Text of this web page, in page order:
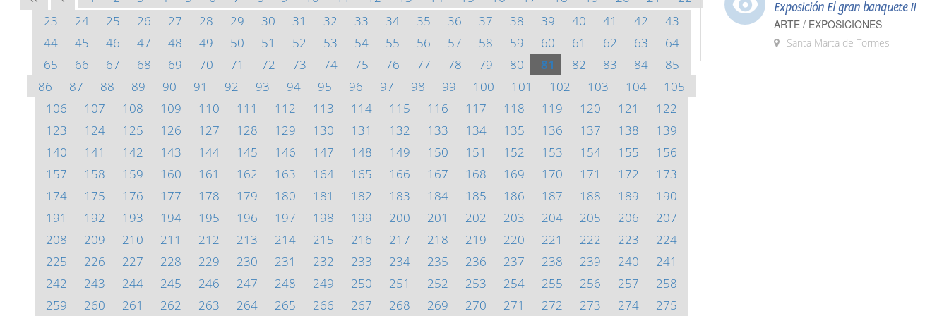
23
24 25 26 27 28 29 30 31 32 33 34 35 36 37 38 39 40 41 42
43
44
45 46 47 48 49 50 51 52 53 54 55 56 57 58 59 60 61 62 63
64
65
66 67 68 69 70 71 72 73 74 75 76 77 78 79 80 81 82 83 84
85
86
87 88 89 90 91 92 93 94 95 96 97 98 99 100 101 102 103 104
105
106
107 108 109 110 111 112 113 114 115 116 117 118 119 120 121
122
123
124 125 126 127 128 129 130 131 132 133 134 135 136 137 138
139
140
141 142 143 144 145 146 147 148 149 150 151 152 153 154 155
156
157
158 159 160 161 162 163 164 165 166 167 168 169 170 171 172
173
174
175 176 177 178 179 180 181 182 183 184 185 186 187 188 189
190
191
192 193 194 195 196 197 198 199 200 201 202 203 204 205 206
207
208
209 210 211 212 213 214 215 216 217 218 219 220 221 222 223
224
225
226 227 228 229 230 231 232 233 234 235 236 237 238 239 240
241
242
243 244 245 246 247 248 249 250 251 252 253 254 255 256 257
258
259
260 261 262 263 264 265 266 267 268 269 270 271 272 273 274 275
Exposición El gran banquete II
ARTE / EXPOSICIONES
Santa Marta de Tormes